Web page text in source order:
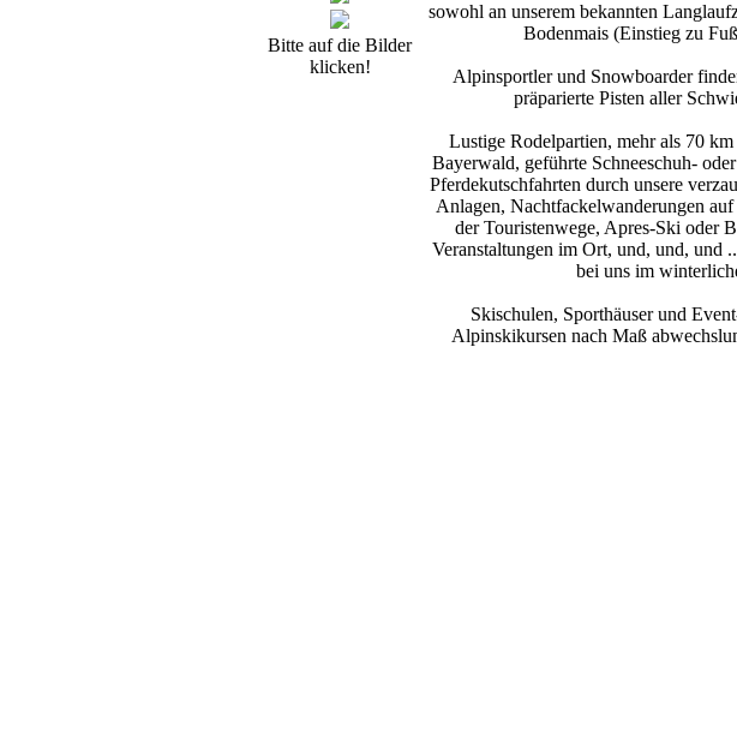
Bitte auf die Bilder
klicken!
sowohl an unserem bekannten
Bodenmais (Einstieg zu
Alpinsportler und Snowboarder
präparierte Pisten aller
Lustige Rodelpartien, mehr als 70
Bayerwald, geführte Schneeschuh-
Pferdekutschfahrten durch unsere
Anlagen, Nachtfackelwanderungen auf
der Touristenwege, Apres-Ski oder
Veranstaltungen im Ort, und, und, und
bei uns im
Skischulen, Sporthäuser und
Alpinskikursen nach Maß